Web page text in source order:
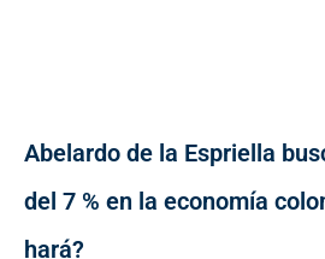
Abelardo de la Espriella
del 7 % en la economía
hará?